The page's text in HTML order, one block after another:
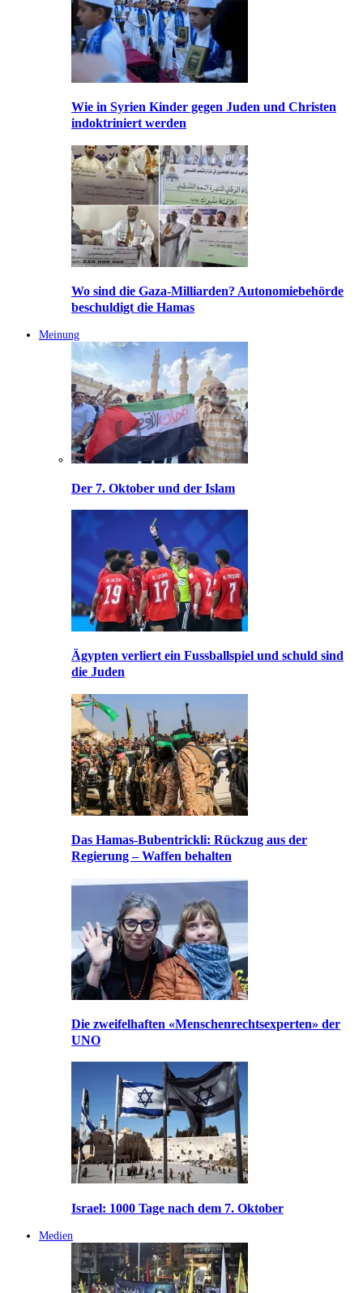
Wie in Syrien Kinder gegen Juden und Christen
indoktriniert werden
Wo sind die Gaza-Milliarden? Autonomiebehörde
beschuldigt die Hamas
Meinung
Der 7. Oktober und der Islam
Ägypten verliert ein Fussballspiel und schuld sind
die Juden
Das Hamas-Bubentrickli: Rückzug aus der
Regierung – Waffen behalten
Die zweifelhaften «Menschenrechtsexperten» der
UNO
Israel: 1000 Tage nach dem 7. Oktober
Medien